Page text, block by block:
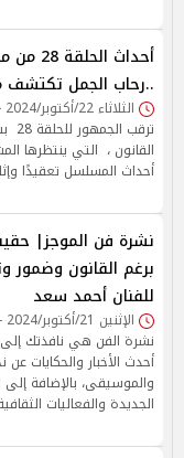
أحداث
..رحاب الجمل تكتشف
الثلاثاء 22/أكتوبر/2024 - 12:17 ص
القانون ، التي ينتظرها
أحداث المسلسل تعقيدًا
نشرة فن الموجز|
برغم القانون
للفنان أحمد سعد
الإثنين 21/أكتوبر/2024 - 09:00 ص
نشرة الفن هي نافذتك إلى
أحدث الأخبار والحكايات عن
والموسيقى، بالإضافة إلى
الجديدة والفعاليات